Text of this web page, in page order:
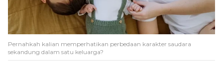
Pernahkah kalian memperhatikan perbedaan karakter saudara
sekandung dalam satu keluarga?